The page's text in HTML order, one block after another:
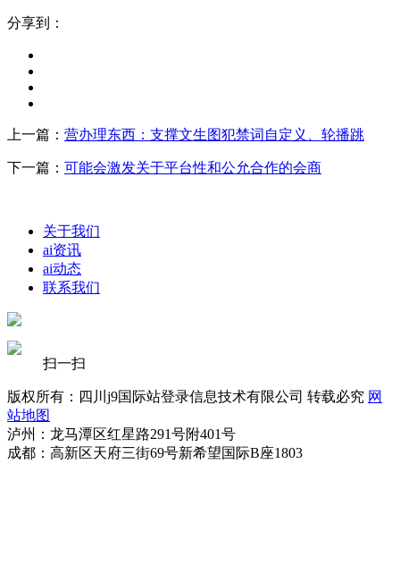
分享到：
上一篇： 营办理东西：支撑文生图犯禁词自定义、轮播跳
下一篇： 可能会激发关于平台性和公允合作的会商
关于我们
ai资讯
ai动态
联系我们
扫一扫
版权所有：四川j9国际站登录信息技术有限公司 转载必究 网
站地图
泸州：龙马潭区红星路291号附401号
成都：高新区天府三街69号新希望国际B座1803